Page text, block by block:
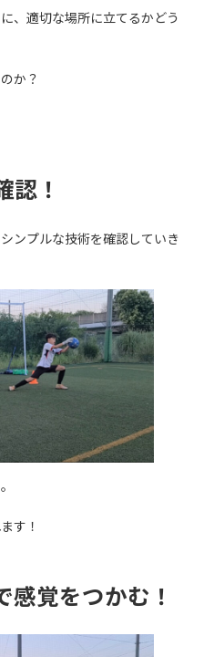
、適切な場所に立てるかどう
か？
認！
ンプルな技術を確認していき
す！
感覚をつかむ！